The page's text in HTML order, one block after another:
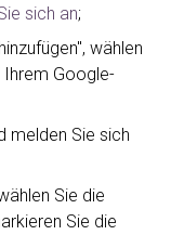
sich an;
wählen
Ihrem Google-
melden Sie sich
Sie die
Sie die